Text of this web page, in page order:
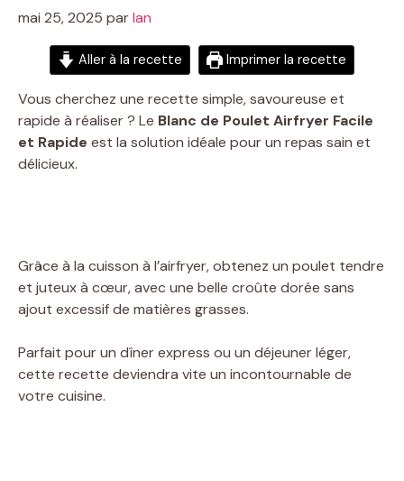
mai 25, 2025 parIan
Aller à la recette Imprimer la recette
Vous cherchez une recette simple, savoureuse et
rapide à réaliser ? Le Blanc de Poulet Airfryer Facile
et Rapide est la solution idéale pour un repas sain et
délicieux.
Grâce à la cuisson à l’airfryer, obtenez un poulet tendre
et juteux à cœur, avec une belle croûte dorée sans
ajout excessif de matières grasses.
Parfait pour un dîner express ou un déjeuner léger,
cette recette deviendra vite un incontournable de
votre cuisine.